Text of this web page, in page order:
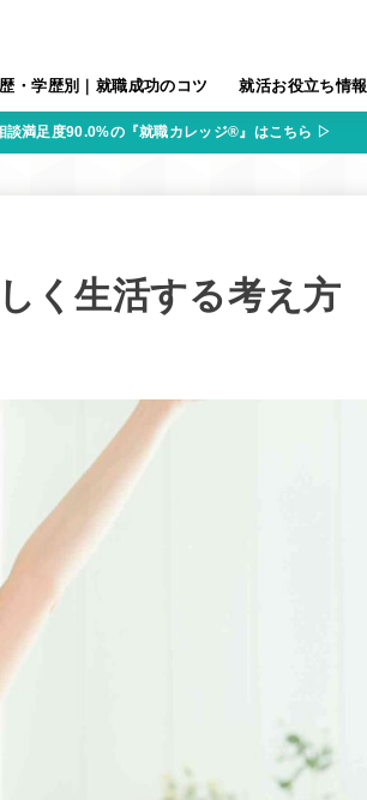
・学歴別｜就職成功のコツ 就活お役立ち情報
談満足度90.0%の『就職カレッジ®』はこちら ▷
く生活する考え方